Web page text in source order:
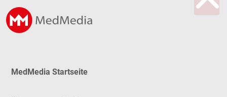
MedMedia Startseite